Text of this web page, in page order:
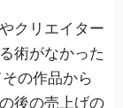
クリエイター
術がなかった
の作品から
後の売上げの